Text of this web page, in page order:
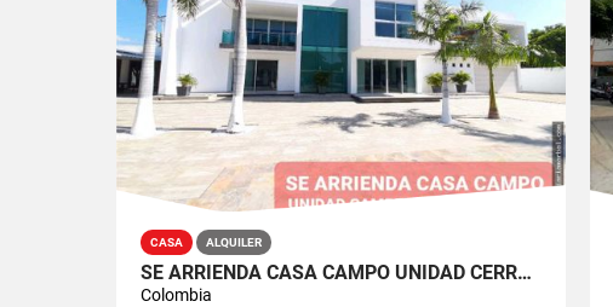
CASA ALQUILER
SE ARRIENDA CASA CAMPO UNIDAD CERRADA LAS MARIAS
Colombia